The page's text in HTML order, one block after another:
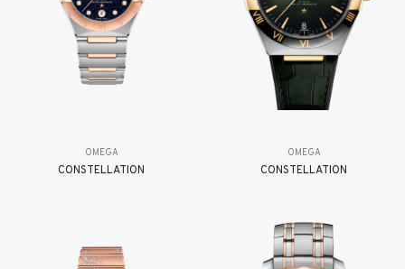
OMEGA
CONSTELLATION
OMEGA
CONSTELLATION